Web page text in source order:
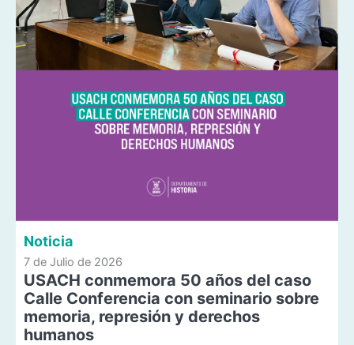
Noticia
7 de Julio de 2026
USACH conmemora 50 años del caso
Calle Conferencia con seminario sobre
memoria, represión y derechos
humanos